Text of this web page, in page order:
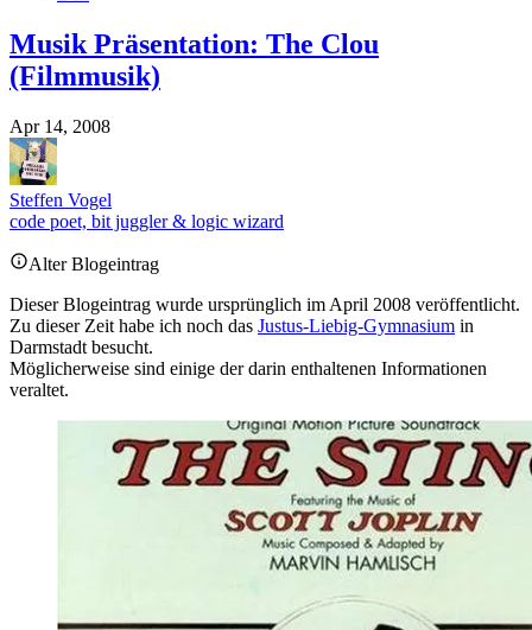
Musik Präsentation: The Clou
(Filmmusik)
Apr 14, 2008
Steffen Vogel
code poet, bit juggler & logic wizard
Alter Blogeintrag
Dieser Blogeintrag wurde ursprünglich im April 2008 veröffentlicht.
Zu dieser Zeit habe ich noch das Justus-Liebig-Gymnasium in
Darmstadt besucht.
Möglicherweise sind einige der darin enthaltenen Informationen
veraltet.